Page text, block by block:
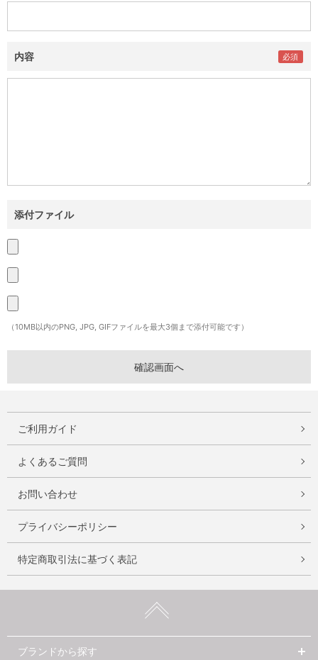
内容
添付ファイル
（10MB以内のPNG, JPG, GIFファイルを最大3個まで添付可能です）
ご利用ガイド
よくあるご質問
お問い合わせ
プライバシーポリシー
特定商取引法に基づく表記
ブランドから探す